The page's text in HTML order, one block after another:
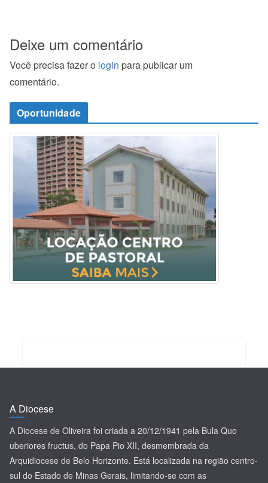
Deixe um comentário
Você precisa fazer o login para publicar um
comentário.
Oportunidade
A Diocese
A Diocese de Oliveira foi criada a 20/12/1941 pela Bula Quo
uberiores fructus, do Papa Pio XII, desmembrada da
Arquidiocese de Belo Horizonte. Está localizada na região centro-
sul do Estado de Minas Gerais, limitando-se com as